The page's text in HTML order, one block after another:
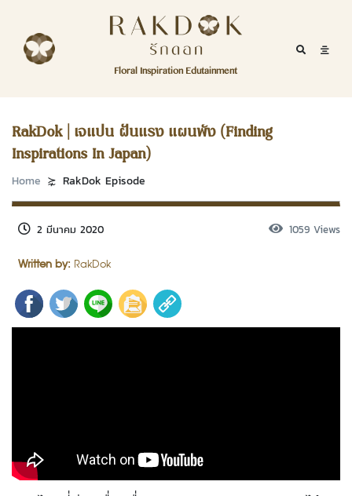
RakDok (รักดอก)
Floral Inspiration Edutainment
Mobile
RakDok
Menu
MAGAZINE
EDUTAINMENT
RAKDOK
MARKET
ABOUT
CONTACT
Channel Youtube
RakDok | เจแปน ฝันแรง แผนพัง (Finding
Inspirations In Japan)
Home RakDok Episode
Written by: RakDok
2 มีนาคม 2020 1059 Views